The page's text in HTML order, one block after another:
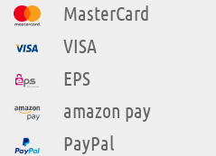
MasterCard
VISA
EPS
amazon pay
PayPal